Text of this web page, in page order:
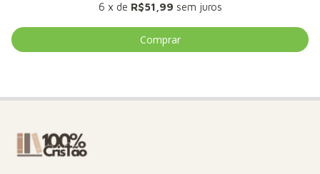
6 x de R$51,99 sem juros